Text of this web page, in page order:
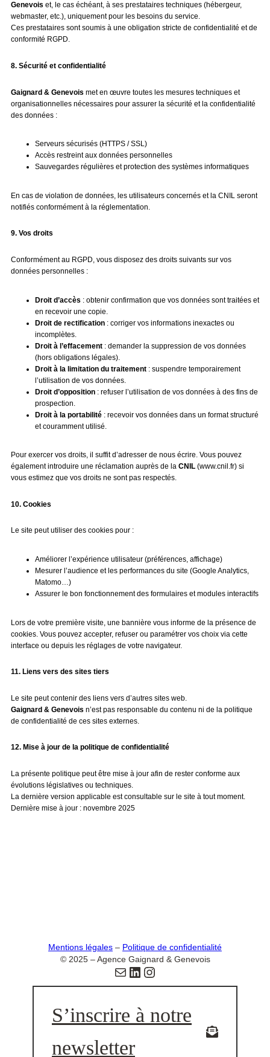
Genevois et, le cas échéant, à ses prestataires techniques (hébergeur,
webmaster, etc.), uniquement pour les besoins du service.
Ces prestataires sont soumis à une obligation stricte de confidentialité et de
conformité RGPD.
8. Sécurité et confidentialité
Gaignard & Genevois met en œuvre toutes les mesures techniques et
organisationnelles nécessaires pour assurer la sécurité et la confidentialité
des données :
Serveurs sécurisés (HTTPS / SSL)
Accès restreint aux données personnelles
Sauvegardes régulières et protection des systèmes informatiques
En cas de violation de données, les utilisateurs concernés et la CNIL seront
notifiés conformément à la réglementation.
9. Vos droits
Conformément au RGPD, vous disposez des droits suivants sur vos
données personnelles :
Droit d’accès : obtenir confirmation que vos données sont traitées et
en recevoir une copie.
Droit de rectification : corriger vos informations inexactes ou
incomplètes.
Droit à l’effacement : demander la suppression de vos données
(hors obligations légales).
Droit à la limitation du traitement : suspendre temporairement
l’utilisation de vos données.
Droit d’opposition : refuser l’utilisation de vos données à des fins de
prospection.
Droit à la portabilité : recevoir vos données dans un format structuré
et couramment utilisé.
Pour exercer vos droits, il suffit d’adresser de nous écrire. Vous pouvez
également introduire une réclamation auprès de la CNIL (www.cnil.fr) si
vous estimez que vos droits ne sont pas respectés.
10. Cookies
Le site peut utiliser des cookies pour :
Améliorer l’expérience utilisateur (préférences, affichage)
Mesurer l’audience et les performances du site (Google Analytics,
Matomo…)
Assurer le bon fonctionnement des formulaires et modules interactifs
Lors de votre première visite, une bannière vous informe de la présence de
cookies. Vous pouvez accepter, refuser ou paramétrer vos choix via cette
interface ou depuis les réglages de votre navigateur.
11. Liens vers des sites tiers
Le site peut contenir des liens vers d’autres sites web.
Gaignard & Genevois n’est pas responsable du contenu ni de la politique
de confidentialité de ces sites externes.
12. Mise à jour de la politique de confidentialité
La présente politique peut être mise à jour afin de rester conforme aux
évolutions législatives ou techniques.
La dernière version applicable est consultable sur le site à tout moment.
Dernière mise à jour : novembre 2025
Mentions légales – Politique de confidentialité
© 2025 – Agence Gaignard & Genevois
Email
LinkedIn
Instagram
S’inscrire à notre
newsletter